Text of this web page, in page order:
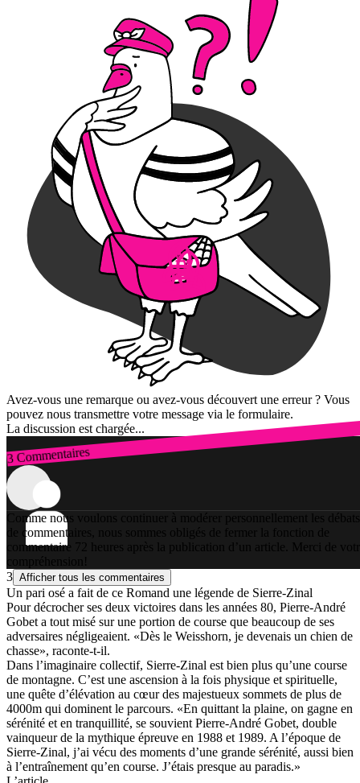
Avez-vous une remarque ou avez-vous découvert une erreur ? Vous
pouvez nous transmettre votre message via le formulaire.
La discussion est chargée...
3 Commentaires
Connexion
Comme nous voulons continuer à modérer personnellement les débats
de commentaires, nous sommes obligés de fermer la fonction de
commentaire 72 heures après la publication d’un article. Merci de
compréhension!
3 Afficher tous les commentaires
Un pari osé a fait de ce Romand une légende de Sierre-Zinal
Pour décrocher ses deux victoires dans les années 80, Pierre-André
Gobet a tout misé sur une portion de course que beaucoup de ses
adversaires négligeaient. «Dès le Weisshorn, je devenais un chien de
chasse», raconte-t-il.
Dans l’imaginaire collectif, Sierre-Zinal est bien plus qu’une course
de montagne. C’est une ascension à la fois physique et spirituelle,
une quête d’élévation au cœur des majestueux sommets de plus de
4000m qui dominent le parcours. «En quittant la plaine, on gagne en
sérénité et en tranquillité, se souvient Pierre-André Gobet, double
vainqueur de la mythique épreuve en 1988 et 1989. A l’époque de
Sierre-Zinal, j’ai vécu des moments d’une grande sérénité, aussi bien
à l’entraînement qu’en course. J’étais presque au paradis.»